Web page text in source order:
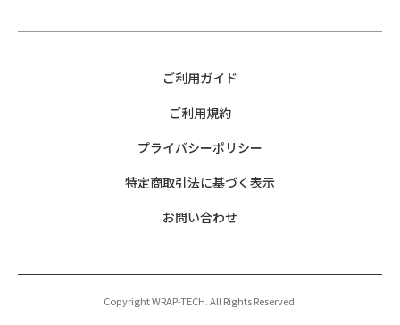
ご利用ガイド
ご利用規約
プライバシーポリシー
特定商取引法に基づく表示
お問い合わせ
Copyright WRAP-TECH. All Rights Reserved.